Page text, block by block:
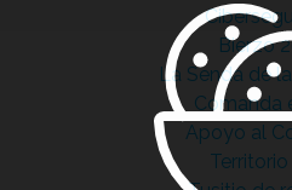
Bierzo
La Senda de
Comanda
Apoyo al